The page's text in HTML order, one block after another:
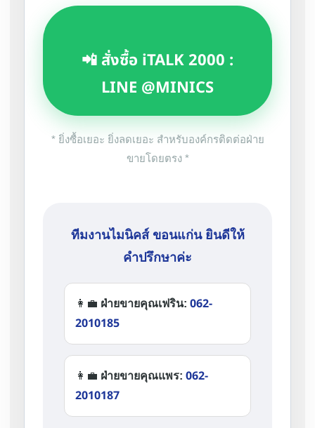
📲 สั่งซื้อ iTALK 2000 :
LINE @MINICS
* ยิ่งซื้อเยอะ ยิ่งลดเยอะ สำหรับองค์กรติดต่อฝ่าย
ขายโดยตรง *
ทีมงานไมนิคส์ ขอนแก่น ยินดีให้
คำปรึกษาค่ะ
👩‍💼 ฝ่ายขายคุณเฟริน: 062-
2010185
👩‍💼 ฝ่ายขายคุณแพร: 062-
2010187